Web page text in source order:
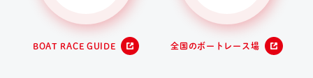
BOAT RACE GUIDE 全国のボートレース場